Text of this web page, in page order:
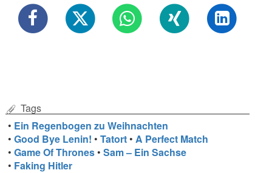
Tags
• Ein Regenbogen zu Weihnachten
•Good Bye Lenin! •Tatort •A Perfect Match
•Game Of Thrones •Sam – Ein Sachse
• Faking Hitler